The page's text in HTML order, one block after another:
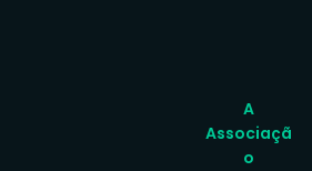
A
Associaçã
o